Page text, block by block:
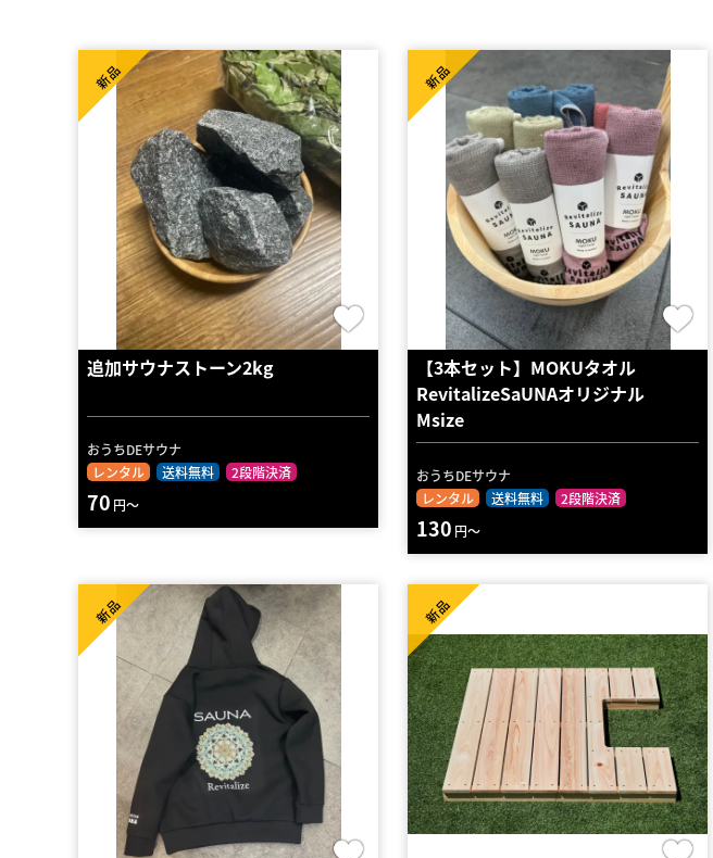
追加サウナストーン2kg
おうちDEサウナ
レンタル
送料無料 2段階決済
新品
70 円～
【3本セット】MOKUタオル
RevitalizeSaUNAオリジナル
Msize
おうちDEサウナ
レンタル
送料無料 2段階決済
新品
130 円～
新品 新品